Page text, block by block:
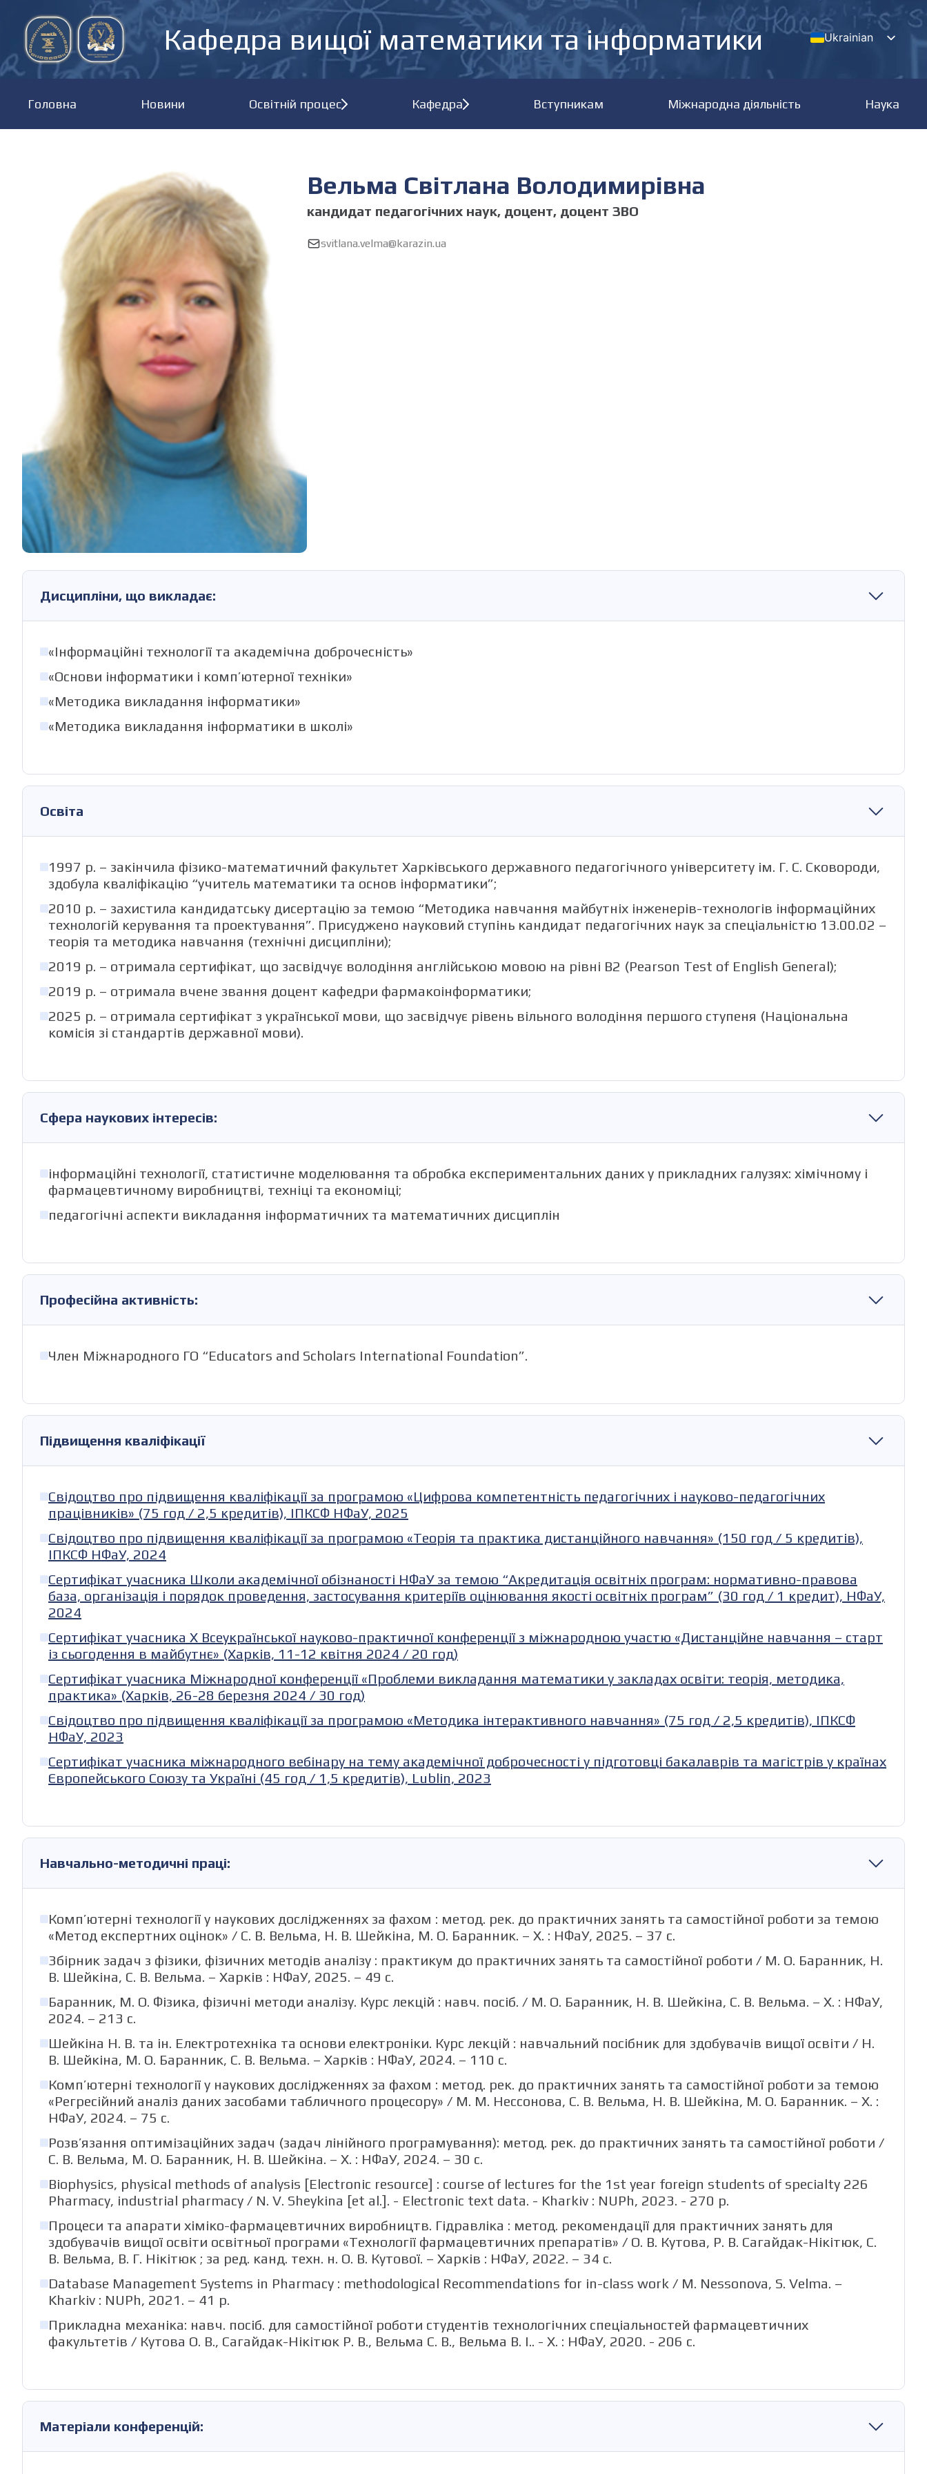
Кафедра вищої математики та інформатики
Ukrainian
Головна Новини Освітній процес Кафедра Вступникам Міжнародна діяльність Наука
Вельма Світлана Володимирівна
кандидат педагогічних наук, доцент, доцент ЗВО
svitlana.velma@karazin.ua
Дисципліни, що викладає:
«Інформаційні технології та академічна доброчесність»
«Основи інформатики і комп’ютерної техніки»
«Методика викладання інформатики»
«Методика викладання інформатики в школі»
Освіта
1997 р. – закінчила фізико-математичний факультет Харківського державного педагогічного університету ім. Г. С. Сковороди,
здобула кваліфікацію “учитель математики та основ інформатики”;
2010 р. – захистила кандидатську дисертацію за темою “Методика навчання майбутніх інженерів-технологів інформаційних
технологій керування та проектування”. Присуджено науковий ступінь кандидат педагогічних наук за спеціальністю 13.00.02 –
теорія та методика навчання (технічні дисципліни);
2019 р. – отримала сертифікат, що засвідчує володіння англійською мовою на рівні B2 (Pearson Test of English General);
2019 р. – отримала вчене звання доцент кафедри фармакоінформатики;
2025 р. – отримала сертифікат з української мови, що засвідчує рівень вільного володіння першого ступеня (Національна
комісія зі стандартів державної мови).
Сфера наукових інтересів:
інформаційні технології, статистичне моделювання та обробка експериментальних даних у прикладних галузях: хімічному і
фармацевтичному виробництві, техніці та економіці;
педагогічні аспекти викладання інформатичних та математичних дисциплін
Професійна активність:
Член Міжнародного ГО “Educators and Scholars International Foundation”.
Підвищення кваліфікації
Свідоцтво про підвищення кваліфікації за програмою «Цифрова компетентність педагогічних і науково-педагогічних
працівників» (75 год / 2,5 кредитів), ІПКСФ НФаУ, 2025
Свідоцтво про підвищення кваліфікації за програмою «Теорія та практика дистанційного навчання» (150 год / 5 кредитів),
ІПКСФ НФаУ, 2024
Сертифікат учасника Школи академічної обізнаності НФаУ за темою “Акредитація освітніх програм: нормативно-правова
база, організація і порядок проведення, застосування критеріїв оцінювання якості освітніх програм” (30 год / 1 кредит), НФаУ,
2024
Сертифікат учасника Х Всеукраїнської науково-практичної конференції з міжнародною участю «Дистанційне навчання – старт
із сьогодення в майбутнє» (Харків, 11-12 квітня 2024 / 20 год)
Сертифікат учасника Міжнародної конференції «Проблеми викладання математики у закладах освіти: теорія, методика,
практика» (Харків, 26-28 березня 2024 / 30 год)
Свідоцтво про підвищення кваліфікації за програмою «Методика інтерактивного навчання» (75 год / 2,5 кредитів), ІПКСФ
НФаУ, 2023
Сертифікат учасника міжнародного вебінару на тему академічної доброчесності у підготовці бакалаврів та магістрів у країнах
Європейського Союзу та Україні (45 год / 1,5 кредитів), Lublin, 2023
Навчально-методичні праці:
Комп’ютерні технології у наукових дослідженнях за фахом : метод. рек. до практичних занять та самостійної роботи за темою
«Метод експертних оцінок» / С. В. Вельма, Н. В. Шейкіна, М. О. Баранник. – Х. : НФаУ, 2025. – 37 с.
Збірник задач з фізики, фізичних методів аналізу : практикум до практичних занять та самостійної роботи / М. О. Баранник, Н.
В. Шейкіна, С. В. Вельма. – Харків : НФаУ, 2025. – 49 с.
Баранник, М. О. Фізика, фізичні методи аналізу. Курс лекцій : навч. посіб. / М. О. Баранник, Н. В. Шейкіна, С. В. Вельма. – Х. : НФаУ,
2024. – 213 с.
Шейкіна Н. В. та ін. Електротехніка та основи електроніки. Курс лекцій : навчальний посібник для здобувачів вищої освіти / Н.
В. Шейкіна, М. О. Баранник, С. В. Вельма. – Харків : НФаУ, 2024. – 110 с.
Комп’ютерні технології у наукових дослідженнях за фахом : метод. рек. до практичних занять та самостійної роботи за темою
«Регресійний аналіз даних засобами табличного процесору» / М. М. Нессонова, С. В. Вельма, Н. В. Шейкіна, М. О. Баранник. – Х. :
НФаУ, 2024. – 75 с.
Розв’язання оптимізаційних задач (задач лінійного програмування): метод. рек. до практичних занять та самостійної роботи /
С. В. Вельма, М. О. Баранник, Н. В. Шейкіна. – Х. : НФаУ, 2024. – 30 с.
Biophysics, physical methods of analysis [Electronic resource] : course of lectures for the 1st year foreign students of specialty 226
Pharmacy, industrial pharmacy / N. V. Sheykina [et al.]. - Electronic text data. - Kharkiv : NUPh, 2023. - 270 p.
Процеси та апарати хіміко-фармацевтичних виробництв. Гідравліка : метод. рекомендації для практичних занять для
здобувачів вищої освіти освітньої програми «Технології фармацевтичних препаратів» / О. В. Кутова, Р. В. Сагайдак-Нікітюк, С.
В. Вельма, В. Г. Нікітюк ; за ред. канд. техн. н. О. В. Кутової. – Харків : НФаУ, 2022. – 34 с.
Database Management Systems in Pharmacy : methodological Recommendations for in-class work / M. Nessonova, S. Velma. –
Kharkiv : NUPh, 2021. – 41 p.
Прикладна механіка: навч. посіб. для самостійної роботи студентів технологічних спеціальностей фармацевтичних
факультетів / Кутова О. В., Сагайдак-Нікітюк Р. В., Вельма С. В., Вельма В. І.. - Х. : НФаУ, 2020. - 206 с.
Матеріали конференцій: